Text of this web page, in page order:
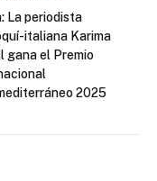
La periodista
italiana Karima
gana el Premio
2025